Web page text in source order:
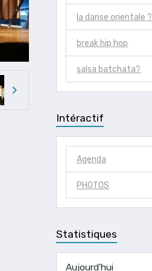
la danse orientale ?
break hip hop
salsa batchata?
Intéractif
Agenda
PHOTOS
Statistiques
Aujourd'hui